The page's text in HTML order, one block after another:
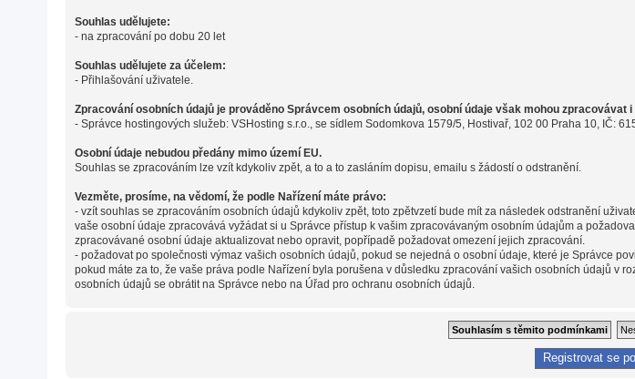
Souhlas udělujete:
- na zpracování po dobu 20 let
Souhlas udělujete za účelem:
- Přihlašování uživatele.
Zpracování osobních údajů je prováděno Správcem osobních údajů, osobní údaje však mohou zpracovávat
- Správce hostingových služeb: VSHosting s.r.o., se sídlem Sodomkova 1579/5, Hostivař, 102 00 Praha 10, IČ:
Osobní údaje nebudou předány mimo území EU.
Souhlas se zpracováním lze vzít kdykoliv zpět, a to a to zasláním dopisu, emailu s žádostí o odstranění.
Vezměte, prosíme, na vědomí, že podle Nařízení máte právo:
- vzít souhlas se zpracováním osobních údajů kdykoliv zpět, toto zpětvzetí bude mít za následek odstranění
vaše osobní údaje zpracovává vyžádat si u Správce přístup k vašim zpracovávaným osobním údajům a
zpracovávané osobní údaje aktualizovat nebo opravit, popřípadě požadovat omezení jejich zpracování.
- požadovat po společnosti výmaz vašich osobních údajů, pokud se nejedná o osobní údaje, které je Správce
pokud máte za to, že vaše práva podle Nařízení byla porušena v důsledku zpracování vašich osobních údajů v
osobních údajů se obrátit na Správce nebo na Úřad pro ochranu osobních údajů.
Registrovat se